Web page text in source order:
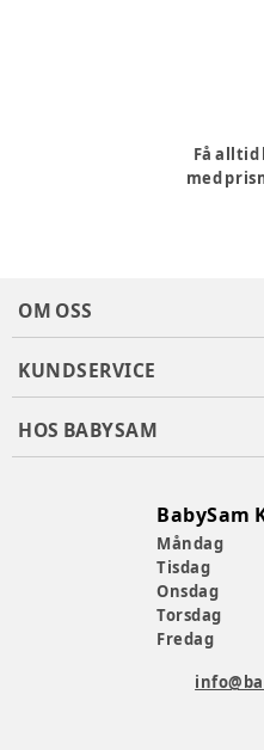
Få alltid
med
OM OSS
KUNDSERVICE
HOS BABYSAM
BabySam
Måndag
Tisdag
Onsdag
Torsdag
Fredag